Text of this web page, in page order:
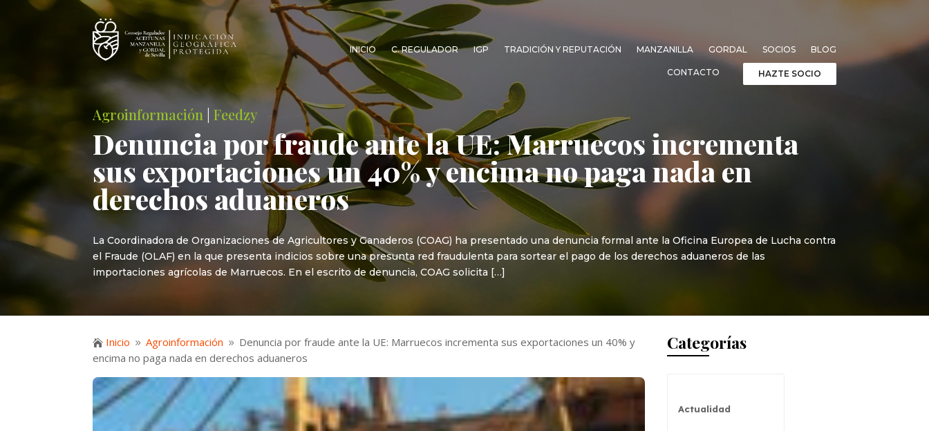
INICIO C. REGULADOR IGP TRADICIÓN Y REPUTACIÓN MANZANILLA GORDAL SOCIOS BLOG
CONTACTO HAZTE SOCIO
Agroinformación |Feedzy
Denuncia por fraude ante la UE: Marruecos incrementa
sus exportaciones un 40% y encima no paga nada en
derechos aduaneros
La Coordinadora de Organizaciones de Agricultores y Ganaderos (COAG) ha presentado una denuncia formal ante la Oficina Europea de Lucha contra
el Fraude (OLAF) en la que presenta indicios sobre una presunta red fraudulenta para sortear el pago de los derechos aduaneros de las
importaciones agrícolas de Marruecos. En el escrito de denuncia, COAG solicita […]
 Inicio 9 Agroinformación 9 Denuncia por fraude ante la UE: Marruecos incrementa sus exportaciones un 40% y
encima no paga nada en derechos aduaneros
Categorías
Actualidad